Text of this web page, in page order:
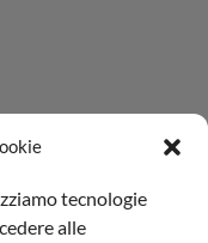
tecnologie
alle